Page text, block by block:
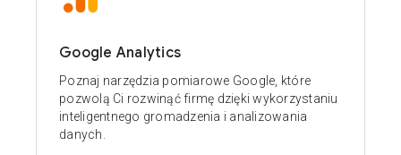
Google Analytics
Poznaj narzędzia pomiarowe Google, które
pozwolą Ci rozwinąć firmę dzięki wykorzystaniu
inteligentnego gromadzenia i analizowania
danych.